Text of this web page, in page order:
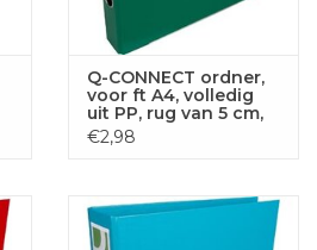
Q-CONNECT ordner,
voor ft A4, volledig
uit PP, rug van 5 cm,
groen
€2,98